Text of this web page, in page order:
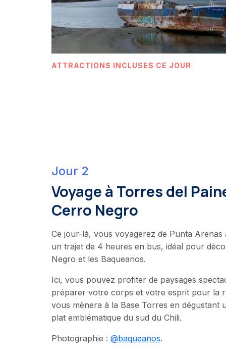
ATTRACTIONS INCLUSES CE JOUR
Jour 2
Voyage à Torres del
Cerro Negro
Ce jour-là, vous voyagerez de Punta Arenas
un trajet de 4 heures en bus, idéal pour
Negro et les Baqueanos.
Ici, vous pouvez profiter de paysages
préparer votre corps et votre esprit pour la
vous mènera à la Base Torres en dégustant
plat emblématique du sud du Chili.
Photographie : @baqueanos.